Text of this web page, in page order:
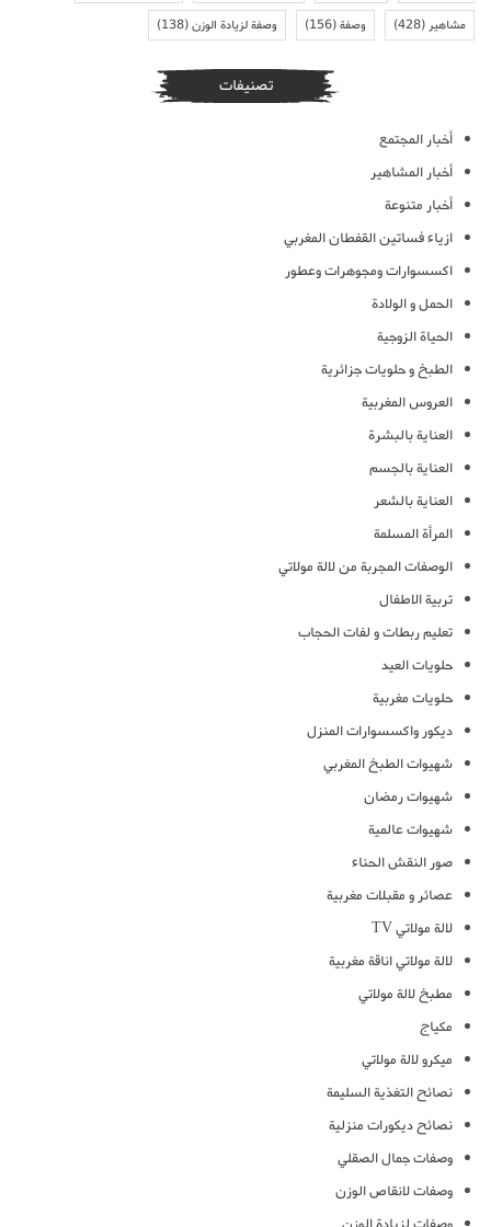
مشاهير(428) وصفة(156) وصفة لزيادة الوزن(138)
تصنيفات
أخبار المجتمع
أخبار المشاهير
أخبار متنوعة
ازياء فساتين القفطان المغربي
اكسسوارات ومجوهرات وعطور
الحمل و الولادة
الحياة الزوجية
الطبخ و حلويات جزائرية
العروس المغربية
العناية بالبشرة
العناية بالجسم
العناية بالشعر
المرأة المسلمة
الوصفات المجربة من لالة مولاتي
تربية الاطفال
تعليم ربطات و لفات الحجاب
حلويات العيد
حلويات مغربية
ديكور واكسسوارات المنزل
شهيوات الطبخ المغربي
شهيوات رمضان
شهيوات عالمية
صور النقش الحناء
عصائر و مقبلات مغربية
لالة مولاتي TV
لالة مولاتي اناقة مغربية
مطبخ لالة مولاتي
مكياج
ميكرو لالة مولاتي
نصائح التغذية السليمة
نصائح ديكورات منزلية
وصفات جمال الصقلي
وصفات لانقاص الوزن